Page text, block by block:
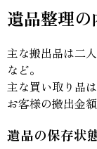
遺品整理の
主な搬出品は二
など。
主な買い取り品
お客様の搬出金
遺品の保存状